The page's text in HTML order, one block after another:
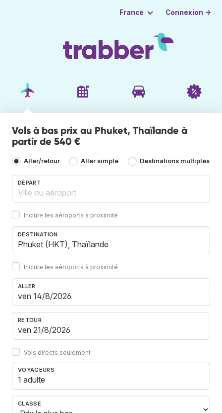
France Connexion →
Vols à bas prix au Phuket, Thaïlande à
partir de 540 €
Aller/retour Aller simple Destinations multiples
DÉPART
Inclure les aéroports à proximité
DESTINATION
Inclure les aéroports à proximité
ALLER
RETOUR
Vols directs seulement
VOYAGEURS
1 adulte
CLASSE